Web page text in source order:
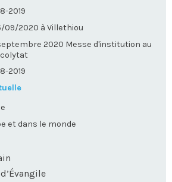
2019
09/2020 à Villethiou
2020 Messe d'institution au
2019
et dans le monde